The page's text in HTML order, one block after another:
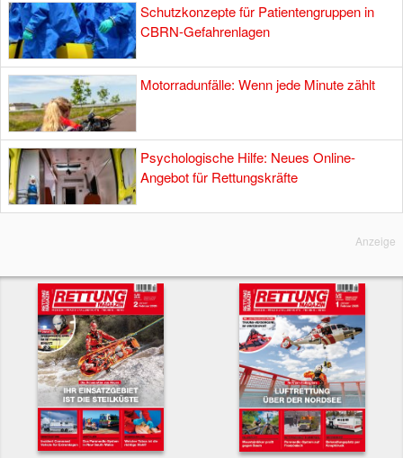
Schutzkonzepte für Patientengruppen in
CBRN-Gefahrenlagen
Motorradunfälle: Wenn jede Minute zählt
Psychologische Hilfe: Neues Online-
Angebot für Rettungskräfte
Anzeige